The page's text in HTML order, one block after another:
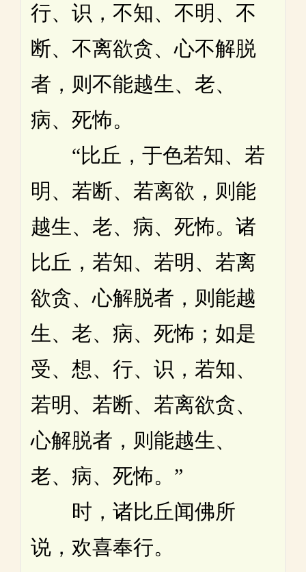
行、识，不知、不明、不
断、不离欲贪、心不解脱
者，则不能越生、老、
病、死怖。
“比丘，于色若知、若
明、若断、若离欲，则能
越生、老、病、死怖。诸
比丘，若知、若明、若离
欲贪、心解脱者，则能越
生、老、病、死怖；如是
受、想、行、识，若知、
若明、若断、若离欲贪、
心解脱者，则能越生、
老、病、死怖。”
时，诸比丘闻佛所
说，欢喜奉行。